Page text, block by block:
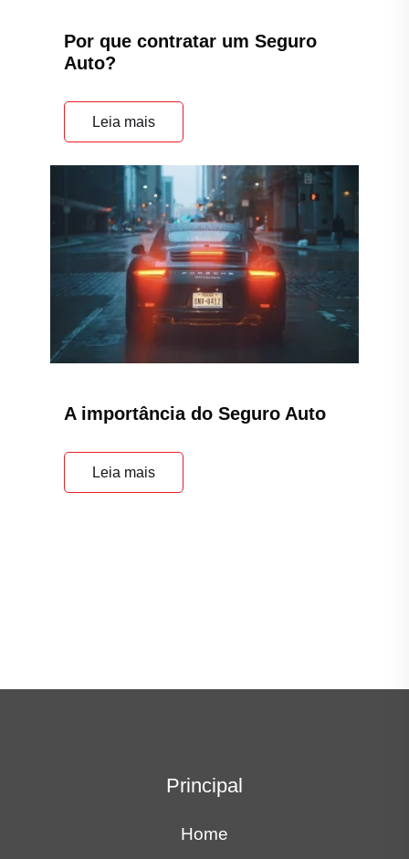
Por que contratar um Seguro
Auto?
Leia mais
A importância do Seguro Auto
Leia mais
Principal
Home